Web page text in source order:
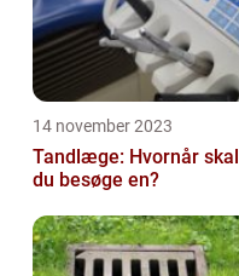
14 november 2023
Tandlæge: Hvornår skal
du besøge en?